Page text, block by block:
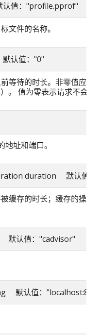
值："profile.pprof"
文件的名称。
认值："0"
等待的时长。非零值应包
。 值为零表示请求不会超
址和端口。
duration 默认值：
缓存的时长；缓存的操作
认值："cadvisor"
默认值：